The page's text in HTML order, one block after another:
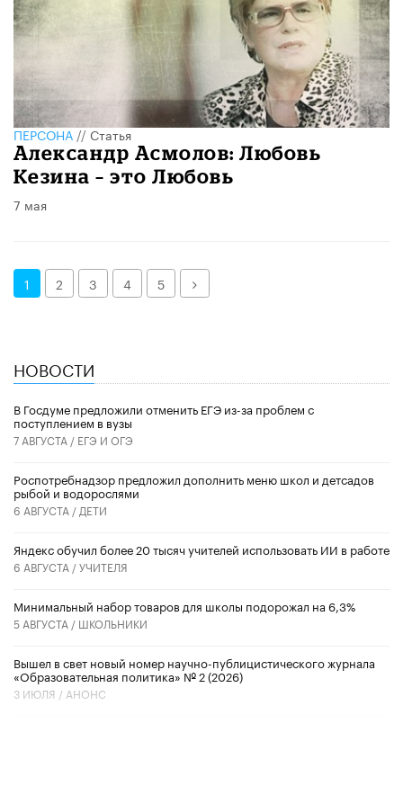
ПЕРСОНА//Статья
Александр Асмолов: Любовь
Кезина – это Любовь
7 мая
1 2 3 4 5 Далее
НОВОСТИ
В Госдуме предложили отменить ЕГЭ из-за проблем с
поступлением в вузы
7 АВГУСТА / ЕГЭ И ОГЭ
Роспотребнадзор предложил дополнить меню школ и детсадов
рыбой и водорослями
6 АВГУСТА / ДЕТИ
​Яндекс обучил более 20 тысяч учителей использовать ИИ в работе
6 АВГУСТА /УЧИТЕЛЯ
Минимальный набор товаров для школы подорожал на 6,3%
5 АВГУСТА / ШКОЛЬНИКИ
Вышел в свет новый номер научно-публицистического журнала
«Образовательная политика» № 2 (2026)
3 ИЮЛЯ / АНОНС